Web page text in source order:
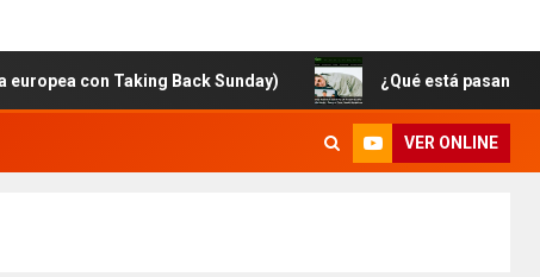
con Taking Back Sunday) ¿Qué está pasando con
VER ONLINE